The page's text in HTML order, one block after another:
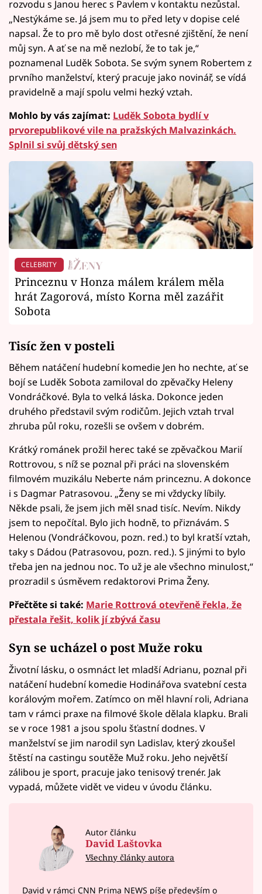
rozvodu s Janou herec s Pavlem v kontaktu nezůstal.
„Nestýkáme se. Já jsem mu to před lety v dopise celé
napsal. Že to pro mě bylo dost otřesné zjištění, že není
můj syn. A ať se na mě nezlobí, že to tak je,“
poznamenal Luděk Sobota. Se svým synem Robertem z
prvního manželství, který pracuje jako novinář, se vídá
pravidelně a mají spolu velmi hezký vztah.
Mohlo by vás zajímat: Luděk Sobota bydlí v
prvorepublikové vile na pražských Malvazinkách.
Splnil si svůj dětský sen
CELEBRITY
Princeznu v Honza málem králem měla
hrát Zagorová, místo Korna měl zazářit
Sobota
Tisíc žen v posteli
Během natáčení hudební komedie Jen ho nechte, ať se
bojí se Luděk Sobota zamiloval do zpěvačky Heleny
Vondráčkové. Byla to velká láska. Dokonce jeden
druhého představil svým rodičům. Jejich vztah trval
zhruba půl roku, rozešli se ovšem v dobrém.
Krátký románek prožil herec také se zpěvačkou Marií
Rottrovou, s níž se poznal při práci na slovenském
filmovém muzikálu Neberte nám princeznu. A dokonce
i s Dagmar Patrasovou. „Ženy se mi vždycky líbily.
Někde psali, že jsem jich měl snad tisíc. Nevím. Nikdy
jsem to nepočítal. Bylo jich hodně, to přiznávám. S
Helenou (Vondráčkovou, pozn. red.) to byl kratší vztah,
taky s Dádou (Patrasovou, pozn. red.). S jinými to bylo
třeba jen na jednou noc. To už je ale všechno minulost,“
prozradil s úsměvem redaktorovi Prima Ženy.
Přečtěte si také: Marie Rottrová otevřeně řekla, že
přestala řešit, kolik jí zbývá času
Syn se ucházel o post Muže roku
Životní lásku, o osmnáct let mladší Adrianu, poznal při
natáčení hudební komedie Hodinářova svatební cesta
korálovým mořem. Zatímco on měl hlavní roli, Adriana
tam v rámci praxe na filmové škole dělala klapku. Brali
se v roce 1981 a jsou spolu šťastní dodnes. V
manželství se jim narodil syn Ladislav, který zkoušel
štěstí na castingu soutěže Muž roku. Jeho největší
zálibou je sport, pracuje jako tenisový trenér. Jak
vypadá, můžete vidět ve videu v úvodu článku.
Autor článku
David Laštovka
Všechny články autora
David v rámci CNN Prima NEWS píše především o